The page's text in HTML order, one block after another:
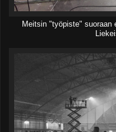
Meitsin "työpiste" suoraan